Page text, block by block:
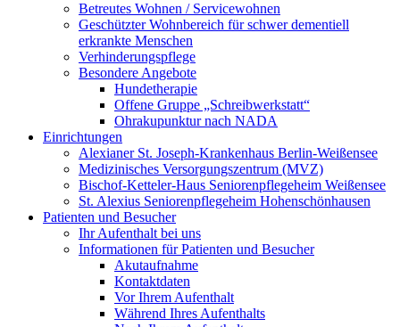
Betreutes Wohnen / Servicewohnen
Geschützter Wohnbereich für schwer dementiell
erkrankte Menschen
Verhinderungspflege
Besondere Angebote
Hundetherapie
Offene Gruppe „Schreibwerkstatt“
Ohrakupunktur nach NADA
Einrichtungen
Alexianer St. Joseph-Krankenhaus Berlin-Weißensee
Medizinisches Versorgungszentrum (MVZ)
Bischof-Ketteler-Haus Seniorenpflegeheim Weißensee
St. Alexius Seniorenpflegeheim Hohenschönhausen
Patienten und Besucher
Ihr Aufenthalt bei uns
Informationen für Patienten und Besucher
Akutaufnahme
Kontaktdaten
Vor Ihrem Aufenthalt
Während Ihres Aufenthalts